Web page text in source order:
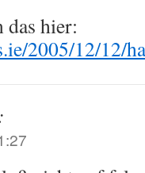
hier:
2005/12/12/